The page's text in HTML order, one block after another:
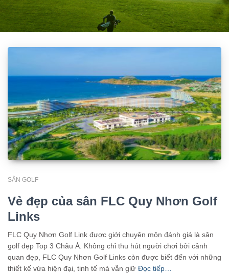
SÂN GOLF
Vẻ đẹp của sân FLC Quy Nhơn Golf
Links
FLC Quy Nhơn Golf Link được giới chuyên môn đánh giá là sân
golf đẹp Top 3 Châu Á. Không chỉ thu hút người chơi bởi cảnh
quan đẹp, FLC Quy Nhơn Golf Links còn được biết đến với những
thiết kế vừa hiện đại, tinh tế mà vẫn giữ Đọc tiếp…